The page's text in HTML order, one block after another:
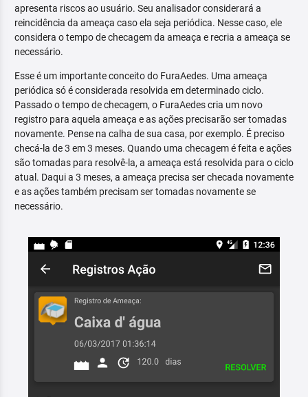
apresenta riscos ao usuário. Seu analisador considerará a
reincidência da ameaça caso ela seja periódica. Nesse caso, ele
considera o tempo de checagem da ameaça e recria a ameaça se
necessário.
Esse é um importante conceito do FuraAedes. Uma ameaça
periódica só é considerada resolvida em determinado ciclo.
Passado o tempo de checagem, o FuraAedes cria um novo
registro para aquela ameaça e as ações precisarão ser tomadas
novamente. Pense na calha de sua casa, por exemplo. É preciso
checá-la de 3 em 3 meses. Quando uma checagem é feita e ações
são tomadas para resolvê-la, a ameaça está resolvida para o ciclo
atual. Daqui a 3 meses, a ameaça precisa ser checada novamente
e as ações também precisam ser tomadas novamente se
necessário.